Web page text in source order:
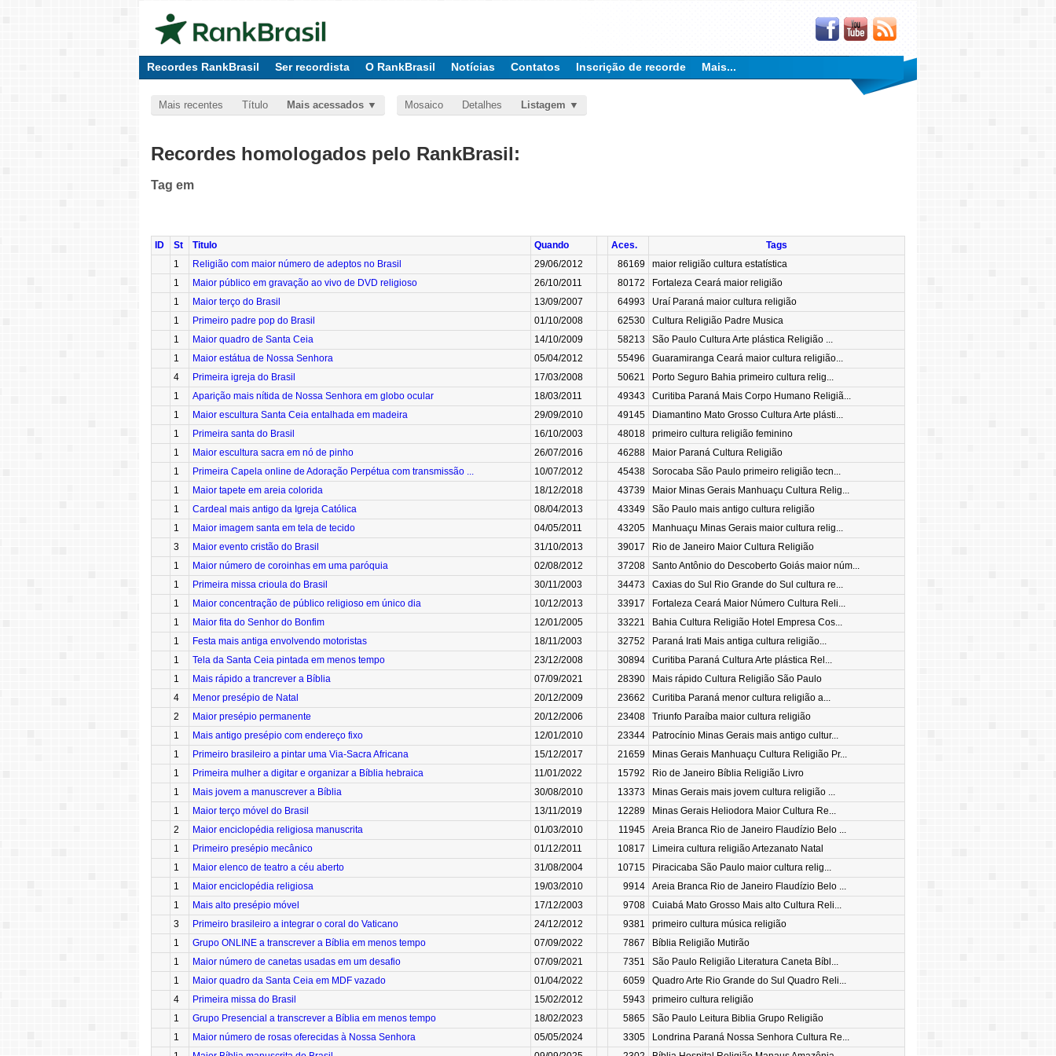
Recordes RankBrasil Ser recordista O RankBrasil Notícias Contatos Inscrição de recorde Mais...
Mais recentes Título Mais acessados Mosaico Detalhes Listagem
Recordes homologados pelo RankBrasil:
Tag em
ID St Titulo Quando Aces.
Tags
1
Religião com maior número de adeptos no Brasil 29/06/2012 86169
maior religião cultura estatística
1
Maior público em gravação ao vivo de DVD religioso 26/10/2011 80172
Fortaleza Ceará maior religião
1
Maior terço do Brasil 13/09/2007 64993
Uraí Paraná maior cultura religião
1
Primeiro padre pop do Brasil 01/10/2008 62530
Cultura Religião Padre Musica
1
Maior quadro de Santa Ceia 14/10/2009 58213
São Paulo Cultura Arte plástica Religião ...
1
Maior estátua de Nossa Senhora 05/04/2012 55496
Guaramiranga Ceará maior cultura religião...
4
Primeira igreja do Brasil 17/03/2008 50621
Porto Seguro Bahia primeiro cultura relig...
1
Aparição mais nítida de Nossa Senhora em globo ocular 18/03/2011 49343
Curitiba Paraná Mais Corpo Humano Religiã...
1
Maior escultura Santa Ceia entalhada em madeira 29/09/2010 49145
Diamantino Mato Grosso Cultura Arte plásti...
1
Primeira santa do Brasil 16/10/2003 48018
primeiro cultura religião feminino
1
Maior escultura sacra em nó de pinho 26/07/2016 46288
Maior Paraná Cultura Religião
1
Primeira Capela online de Adoração Perpétua com transmissão ... 10/07/2012 45438
Sorocaba São Paulo primeiro religião tecn...
1
Maior tapete em areia colorida 18/12/2018 43739
Maior Minas Gerais Manhuaçu Cultura Relig...
1
Cardeal mais antigo da Igreja Católica 08/04/2013 43349
São Paulo mais antigo cultura religião
1
Maior imagem santa em tela de tecido 04/05/2011 43205
Manhuaçu Minas Gerais maior cultura relig...
3
Maior evento cristão do Brasil 31/10/2013 39017
Rio de Janeiro Maior Cultura Religião
1
Maior número de coroinhas em uma paróquia 02/08/2012 37208
Santo Antônio do Descoberto Goiás maior núm...
1
Primeira missa crioula do Brasil 30/11/2003 34473
Caxias do Sul Rio Grande do Sul cultura re...
1
Maior concentração de público religioso em único dia 10/12/2013 33917
Fortaleza Ceará Maior Número Cultura Reli...
1
Maior fita do Senhor do Bonfim 12/01/2005 33221
Bahia Cultura Religião Hotel Empresa Cos...
1
Festa mais antiga envolvendo motoristas 18/11/2003 32752
Paraná Irati Mais antiga cultura religião...
1
Tela da Santa Ceia pintada em menos tempo 23/12/2008 30894
Curitiba Paraná Cultura Arte plástica Rel...
1
Mais rápido a trancrever a Bíblia 07/09/2021 28390
Mais rápido Cultura Religião São Paulo
4
Menor presépio de Natal 20/12/2009 23662
Curitiba Paraná menor cultura religião a...
2
Maior presépio permanente 20/12/2006 23408
Triunfo Paraíba maior cultura religião
1
Mais antigo presépio com endereço fixo 12/01/2010 23344
Patrocínio Minas Gerais mais antigo cultur...
1
Primeiro brasileiro a pintar uma Via-Sacra Africana 15/12/2017 21659
Minas Gerais Manhuaçu Cultura Religião Pr...
1
Primeira mulher a digitar e organizar a Bíblia hebraica 11/01/2022 15792
Rio de Janeiro Bíblia Religião Livro
1
Mais jovem a manuscrever a Bíblia 30/08/2010 13373
Minas Gerais mais jovem cultura religião ...
1
Maior terço móvel do Brasil 13/11/2019 12289
Minas Gerais Heliodora Maior Cultura Re...
2
Maior enciclopédia religiosa manuscrita 01/03/2010 11945
Areia Branca Rio de Janeiro Flaudízio Belo ...
1
Primeiro presépio mecânico 01/12/2011 10817
Limeira cultura religião Artezanato Natal
1
Maior elenco de teatro a céu aberto 31/08/2004 10715
Piracicaba São Paulo maior cultura relig...
1
Maior enciclopédia religiosa 19/03/2010 9914
Areia Branca Rio de Janeiro Flaudízio Belo ...
1
Mais alto presépio móvel 17/12/2003 9708
Cuiabá Mato Grosso Mais alto Cultura Reli...
3
Primeiro brasileiro a integrar o coral do Vaticano 24/12/2012 9381
primeiro cultura música religião
1
Grupo ONLINE a transcrever a Bíblia em menos tempo 07/09/2022 7867
Bíblia Religião Mutirão
1
Maior número de canetas usadas em um desafio 07/09/2021 7351
São Paulo Religião Literatura Caneta Bíbl...
1
Maior quadro da Santa Ceia em MDF vazado 01/04/2022 6059
Quadro Arte Rio Grande do Sul Quadro Reli...
4
Primeira missa do Brasil 15/02/2012 5943
primeiro cultura religião
1
Grupo Presencial a transcrever a Bíblia em menos tempo 18/02/2023 5865
São Paulo Leitura Biblia Grupo Religião
1
Maior número de rosas oferecidas à Nossa Senhora 05/05/2024 3305
Londrina Paraná Nossa Senhora Cultura Re...